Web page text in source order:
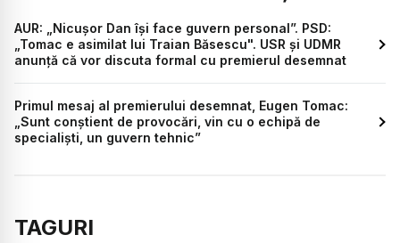
AUR: „Nicușor Dan își face guvern personal”. PSD:
„Tomac e asimilat lui Traian Băsescu". USR și UDMR
anunță că vor discuta formal cu premierul desemnat
Primul mesaj al premierului desemnat, Eugen Tomac:
„Sunt conștient de provocări, vin cu o echipă de
specialiști, un guvern tehnic”
TAGURI